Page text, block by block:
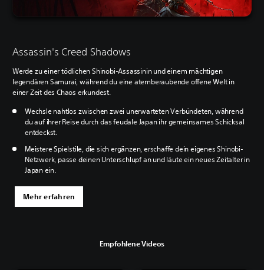
Assassin's Creed Shadows
Werde zu einer tödlichen Shinobi-Assassinin und einem mächtigen
legendären Samurai, während du eine atemberaubende offene Welt in
einer Zeit des Chaos erkundest.
Wechsle nahtlos zwischen zwei unerwarteten Verbündeten, während
du auf ihrer Reise durch das feudale Japan ihr gemeinsames Schicksal
entdeckst.
Meistere Spielstile, die sich ergänzen, erschaffe dein eigenes Shinobi-
Netzwerk, passe deinen Unterschlupf an und läute ein neues Zeitalter in
Japan ein.
Mehr erfahren
Empfohlene Videos